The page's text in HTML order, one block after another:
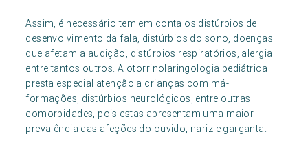
Assim, é necessário tem em conta os distúrbios de
desenvolvimento da fala, distúrbios do sono, doenças
que afetam a audição, distúrbios respiratórios, alergia
entre tantos outros. A otorrinolaringologia pediátrica
presta especial atenção a crianças com má-
formações, distúrbios neurológicos, entre outras
comorbidades, pois estas apresentam uma maior
prevalência das afeções do ouvido, nariz e garganta.